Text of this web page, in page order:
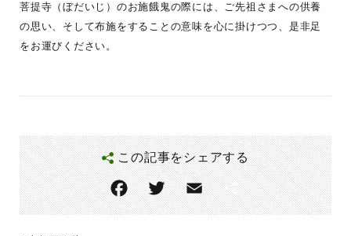
菩提寺（ぼだいじ）のお施餓鬼の際には、ご先祖さまへの供養
の思い、そして布施をすることの意味を心に掛けつつ、是非足
をお運びください。
この記事をシェアする
F
ac
T
w
E
m
共
有